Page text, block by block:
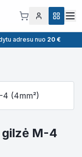
adresu nuo 20 €
gilzė M-4